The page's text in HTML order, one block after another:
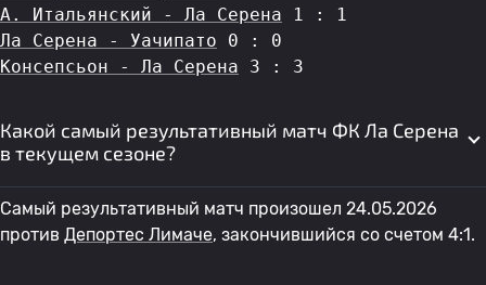
A. Итальянский - Ла Серена 1 : 1
Ла Серена - Уачипато 0 : 0
Консепсьон - Ла Серена 3 : 3
Какой самый результативный матч ФК Ла Серена
в текущем сезоне?
Самый результативный матч произошел 24.05.2026
против Депортес Лимаче, закончившийся со счетом 4:1.